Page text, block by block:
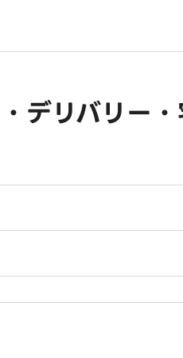
デリバリー